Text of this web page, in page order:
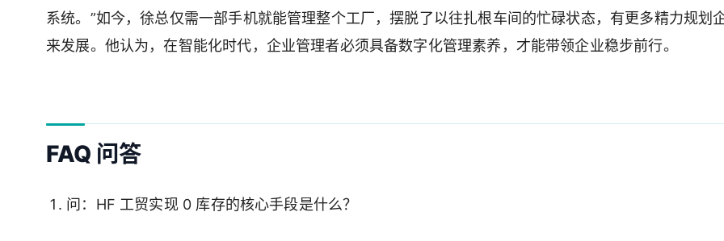
系统。”如今，徐总仅需一部手机就能管理整个工厂，摆脱了以往扎根车间的忙碌状态，有更多精力规划
来发展。他认为，在智能化时代，企业管理者必须具备数字化管理素养，才能带领企业稳步前行。
FAQ 问答
问：HF 工贸实现 0 库存的核心手段是什么？